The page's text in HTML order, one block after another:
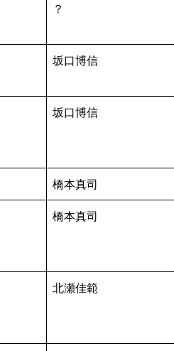
？
坂口博信
坂口博信
橋本真司
橋本真司
北瀬佳範